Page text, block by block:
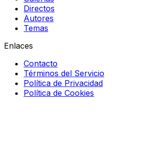
Directos
Autores
Temas
Enlaces
Contacto
Términos del Servicio
Política de Privacidad
Política de Cookies